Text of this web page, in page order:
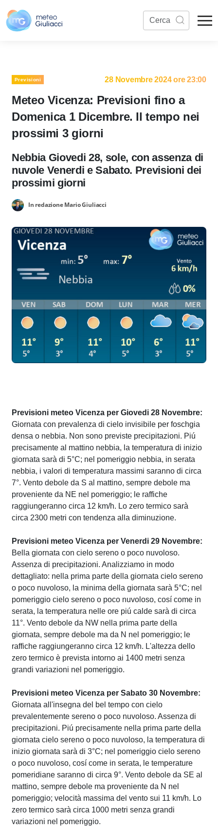
Previsioni 28 Novembre 2024 ore 23:00
Meteo Vicenza: Previsioni fino a
Domenica 1 Dicembre. Il tempo nei
prossimi 3 giorni
Nebbia Giovedi 28, sole, con assenza di
nuvole Venerdi e Sabato. Previsioni dei
prossimi giorni
In redazione Mario Giuliacci
Previsioni meteo Vicenza per Giovedi 28 Novembre:
Giornata con prevalenza di cielo invisibile per foschgia
densa o nebbia. Non sono previste precipitazioni. Piú
precisamente al mattino nebbia, la temperatura di inizio
giornata sarà di 5°C; nel pomeriggio nebbia, in serata
nebbia, i valori di temperatura massimi saranno di circa
7°. Vento debole da S al mattino, sempre debole ma
proveniente da NE nel pomeriggio; le raffiche
raggiungeranno circa 12 km/h. Lo zero termico sarà
circa 2300 metri con tendenza alla diminuzione.
Previsioni meteo Vicenza per Venerdi 29 Novembre:
Bella giornata con cielo sereno o poco nuvoloso.
Assenza di precipitazioni. Analizziamo in modo
dettagliato: nella prima parte della giornata cielo sereno
o poco nuvoloso, la minima della giornata sarà 5°C; nel
pomeriggio cielo sereno o poco nuvoloso, cosí come in
serata, la temperatura nelle ore piú calde sarà di circa
11°. Vento debole da NW nella prima parte della
giornata, sempre debole ma da N nel pomeriggio; le
raffiche raggiungeranno circa 12 km/h. L'altezza dello
zero termico è prevista intorno ai 1400 metri senza
grandi variazioni nel pomeriggio.
Previsioni meteo Vicenza per Sabato 30 Novembre:
Giornata all'insegna del bel tempo con cielo
prevalentemente sereno o poco nuvoloso. Assenza di
precipitazioni. Piú precisamente nella prima parte della
giornata cielo sereno o poco nuvoloso, la temperatura di
inizio giornata sarà di 3°C; nel pomeriggio cielo sereno
o poco nuvoloso, cosí come in serata, le temperature
pomeridiane saranno di circa 9°. Vento debole da SE al
mattino, sempre debole ma proveniente da N nel
pomeriggio; velocità massima del vento sui 11 km/h. Lo
zero termico sarà circa 1000 metri senza grandi
variazioni nel pomeriggio.